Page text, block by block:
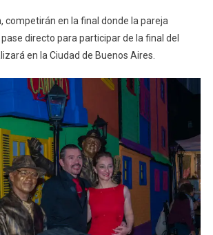
competirán en la final donde la pareja
directo para participar de la final del
en la Ciudad de Buenos Aires.